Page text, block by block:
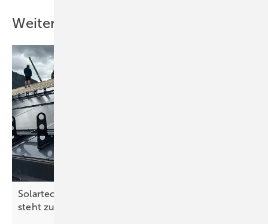
Weitere Inhalte
Solartechnik für Dachexperten: Unser Spezial
steht zum Download